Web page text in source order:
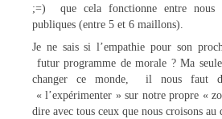
;=) que cela fonctionne entre nous
publiques (entre 5 et 6 maillons).
Je ne sais si l’empathie pour son
futur programme de morale ? Ma
changer ce monde, il nous faut
« l’expérimenter » sur notre propre «
dire avec tous ceux que nous croisons au